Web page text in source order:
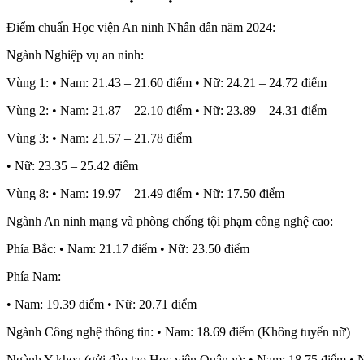
Điểm chuẩn Học viện An ninh Nhân dân năm 2024:
Ngành Nghiệp vụ an ninh:
Vùng 1: • Nam: 21.43 – 21.60 điểm • Nữ: 24.21 – 24.72 điểm
Vùng 2: • Nam: 21.87 – 22.10 điểm • Nữ: 23.89 – 24.31 điểm
Vùng 3: • Nam: 21.57 – 21.78 điểm
• Nữ: 23.35 – 25.42 điểm
Vùng 8: • Nam: 19.97 – 21.49 điểm • Nữ: 17.50 điểm
Ngành An ninh mạng và phòng chống tội phạm công nghệ cao:
Phía Bắc: • Nam: 21.17 điểm • Nữ: 23.50 điểm
Phía Nam:
• Nam: 19.39 điểm • Nữ: 20.71 điểm
Ngành Công nghệ thông tin: • Nam: 18.69 điểm (Không tuyển nữ)